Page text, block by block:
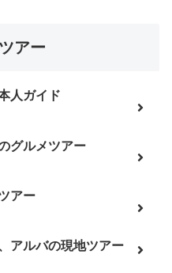
アー
人ガイド
グルメツアー
アー
アルバの現地ツアー